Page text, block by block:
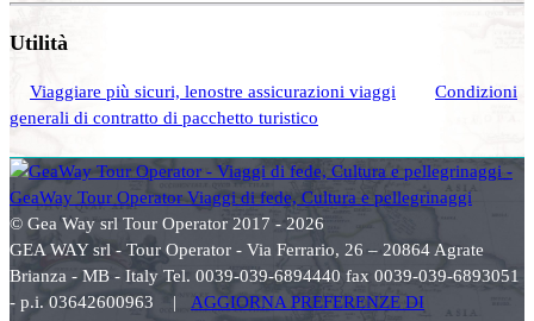
Utilità
Viaggiare più sicuri, lenostre assicurazioni viaggi
Condizioni
generali di contratto di pacchetto turistico
© Gea Way srl Tour Operator 2017 - 2026
GEA WAY srl - Tour Operator - Via Ferrario, 26 – 20864 Agrate
Brianza - MB - Italy Tel. 0039-039-6894440 fax 0039-039-6893051
- p.i. 03642600963 | AGGIORNA PREFERENZE DI